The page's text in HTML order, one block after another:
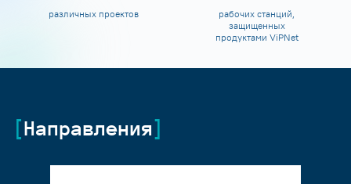
различных проектов
рабочих станций,
защищенных
продуктами ViPNet
Направления